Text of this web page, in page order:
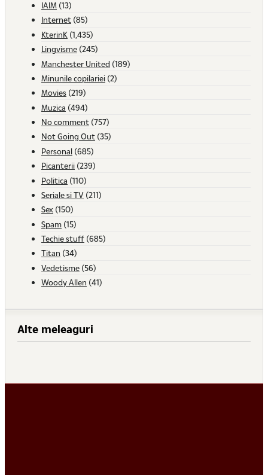
IAIM (13)
Internet (85)
KterinK (1,435)
Lingvisme (245)
Manchester United (189)
Minunile copilariei (2)
Movies (219)
Muzica (494)
No comment (757)
Not Going Out (35)
Personal (685)
Picanterii (239)
Politica (110)
Seriale si TV (211)
Sex (150)
Spam (15)
Techie stuff (685)
Titan (34)
Vedetisme (56)
Woody Allen (41)
Alte meleaguri